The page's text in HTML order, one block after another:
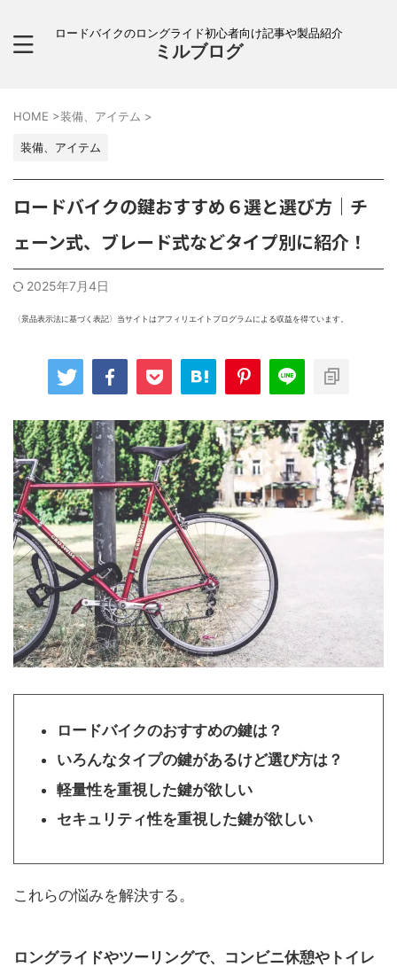
ロードバイクのロングライド初心者向け記事や製品紹介
ミルブログ
HOME >装備、アイテム >
装備、アイテム
ロードバイクの鍵おすすめ６選と選び方｜チ
ェーン式、ブレード式などタイプ別に紹介！
2025年7月4日
〈景品表示法に基づく表記〉当サイトはアフィリエイトプログラムによる収益を得ています。
ロードバイクのおすすめの鍵は？
いろんなタイプの鍵があるけど選び方は？
軽量性を重視した鍵が欲しい
セキュリティ性を重視した鍵が欲しい
これらの悩みを解決する。
ロングライドやツーリングで、コンビニ休憩やトイレ